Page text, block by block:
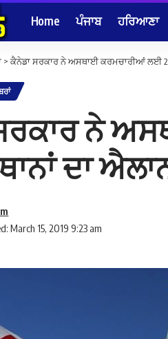
Home ਪੰਜਾਬ ਹਰਿਆਣਾ
> ਕੈਨੇਡਾ ਸਰਕਾਰ ਨੇ ਅਸਥਾਈ ਕਰਮਚਾਰੀਆਂ ਲਈ
ਨੇ
ਦਾ
March 15, 2019 9:23 am